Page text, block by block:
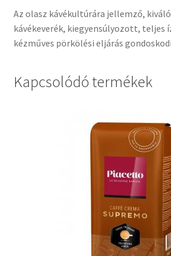
Az olasz kávékultúrára jellemző,
kávékeverék, kiegyensúlyozott, teljes
kézműves pörkölési eljárás
Kapcsolódó termékek